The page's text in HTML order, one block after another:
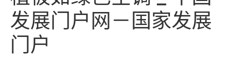
发展门户网－国家发展
门户